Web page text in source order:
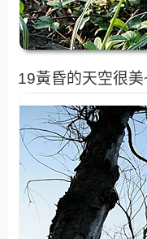
19黃昏的天空很